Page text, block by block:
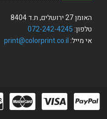
האומן 27 ירושלים, ת.ד 8404
טלפון:072-242-4245
אי מייל:print@colorprint.co.il